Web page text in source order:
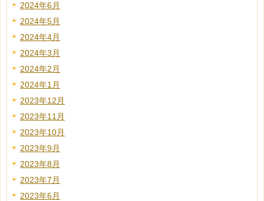
2024年6月
2024年5月
2024年4月
2024年3月
2024年2月
2024年1月
2023年12月
2023年11月
2023年10月
2023年9月
2023年8月
2023年7月
2023年6月